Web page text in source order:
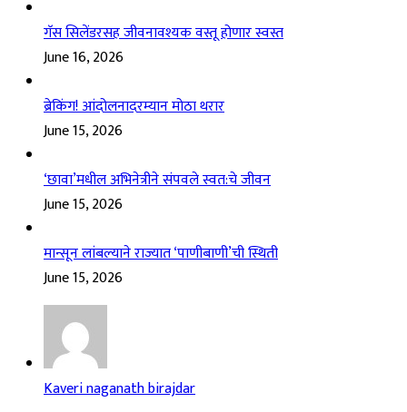
गॅस सिलेंडरसह जीवनावश्यक वस्तू होणार स्वस्त
June 16, 2026
ब्रेकिंग! आंदोलनादरम्यान मोठा थरार
June 15, 2026
‘छावा’मधील अभिनेत्रीने संपवले स्वत:चे जीवन
June 15, 2026
मान्सून लांबल्याने राज्यात ‘पाणीबाणी’ची स्थिती
June 15, 2026
Kaveri naganath birajdar